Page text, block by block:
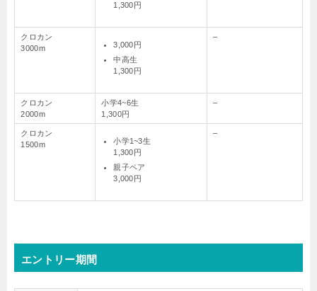
1,300円
クロカン
3000m
3,000円
中高生
1,300円
–
クロカン
2000m
小学4~6生
1,300円
–
クロカン
1500m
小学1~3生
1,300円
親子ペア
3,000円
–
エントリー期間